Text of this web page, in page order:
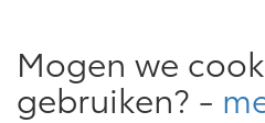
Mogen we
gebruiken? -